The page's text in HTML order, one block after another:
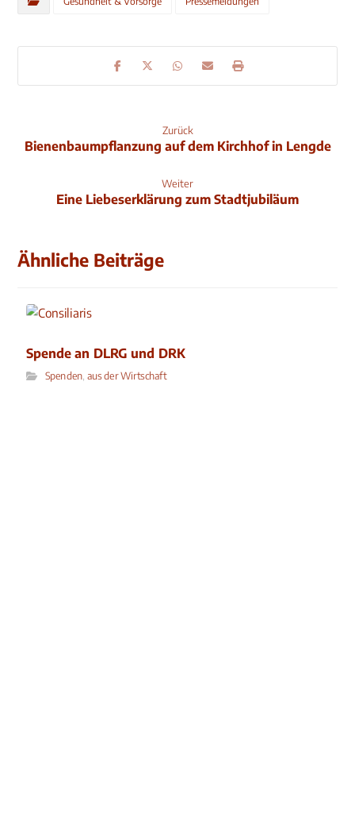
Zurück
Bienenbaumpflanzung auf dem Kirchhof in Lengde
Weiter
Eine Liebeserklärung zum Stadtjubiläum
Ähnliche Beiträge
Spende an DLRG und DRK
Spenden,aus der Wirtschaft